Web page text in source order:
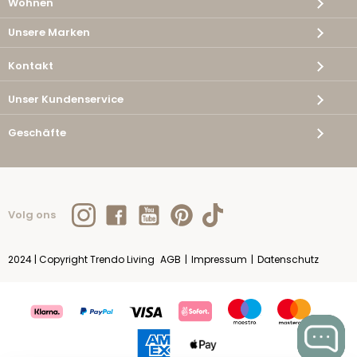
Unsere Marken
Kontakt
Unser Kundenservice
Geschäfte
Volg ons
2024 | Copyright Trendo Living AGB | Impressum | Datenschutz